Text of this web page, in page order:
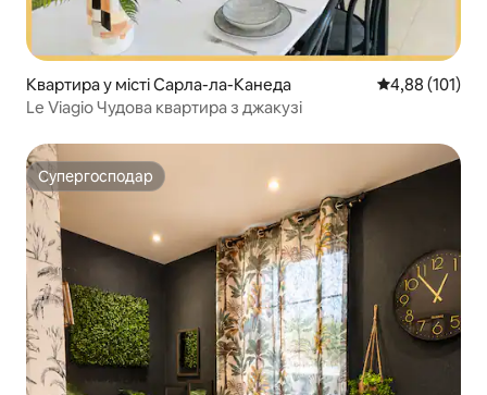
Квартира у місті Сарла-ла-Канеда Середня
4,88 (101)
Le Viagio Чудова квартира з джакузі
Супергосподар
Супергосподар